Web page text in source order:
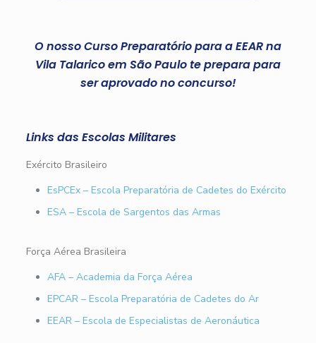
O nosso Curso Preparatório para a EEAR na
Vila Talarico em São Paulo te prepara para
ser aprovado no concurso!
Links das Escolas Militares
Exército Brasileiro
EsPCEx – Escola Preparatória de Cadetes do Exército
ESA – Escola de Sargentos das Armas
Força Aérea Brasileira
AFA – Academia da Força Aérea
EPCAR – Escola Preparatória de Cadetes do Ar
EEAR – Escola de Especialistas de Aeronáutica